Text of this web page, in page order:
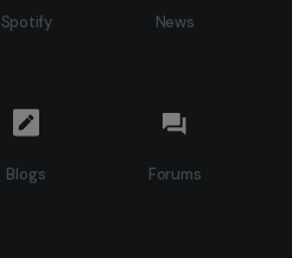
Spotify News
Blogs Forums